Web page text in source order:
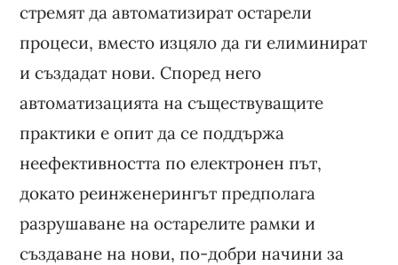
стремят да автоматизират остарели
процеси, вместо изцяло да ги елиминират
и създадат нови. Според него
автоматизацията на съществуващите
практики е опит да се поддържа
неефективността по електронен път,
докато реинженерингът предполага
разрушаване на остарелите рамки и
създаване на нови, по-добри начини за